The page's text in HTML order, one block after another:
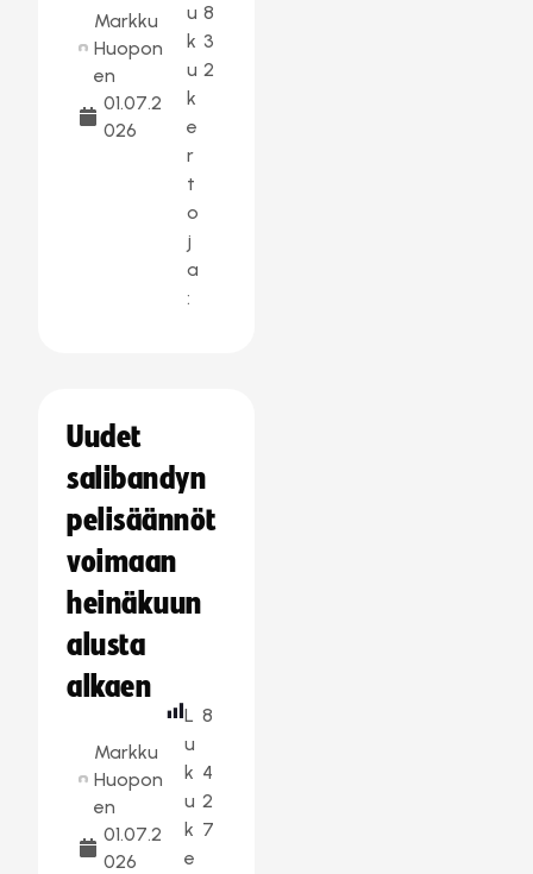
Markku
Huopon
en
01.07.2
026
u
k
u
k
e
r
t
o
j
a
:
8
3
2
Uudet
salibandyn
pelisäännöt
voimaan
heinäkuun
alusta
alkaen
Markku
Huopon
en
01.07.2
026
L
u
k
u
k
e
8
4
2
7